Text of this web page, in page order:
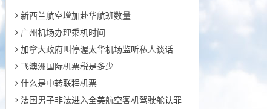
新西兰航空增加赴华航班数量
广州机场办理乘机时间
加拿大政府叫停渥太华机场监听私人谈话项目
飞澳洲国际机票税是多少
什么是中转联程机票
法国男子非法进入全美航空客机驾驶舱认罪